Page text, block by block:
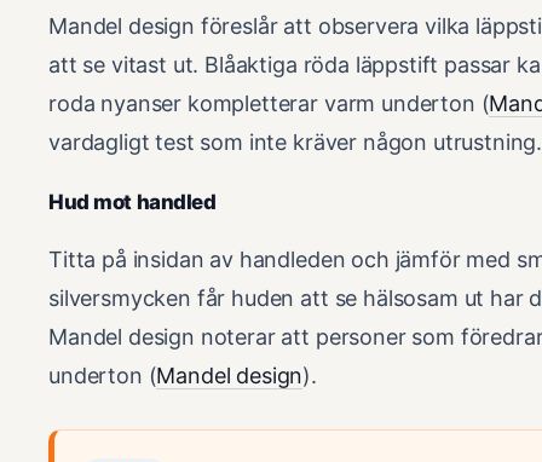
Mandel design föreslår att observera vilka
att se vitast ut. Blåaktiga röda läppstift passar
roda nyanser kompletterar varm underton (
vardagligt test som inte kräver någon utrustning.
Hud mot handled
Titta på insidan av handleden och jämför med
silversmycken får huden att se hälsosam ut har
Mandel design noterar att personer som
underton (Mandel design).